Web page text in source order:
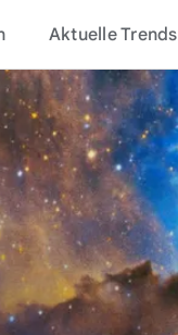
Aktuelle Trends